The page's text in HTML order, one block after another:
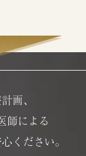
画、
師による
ください。